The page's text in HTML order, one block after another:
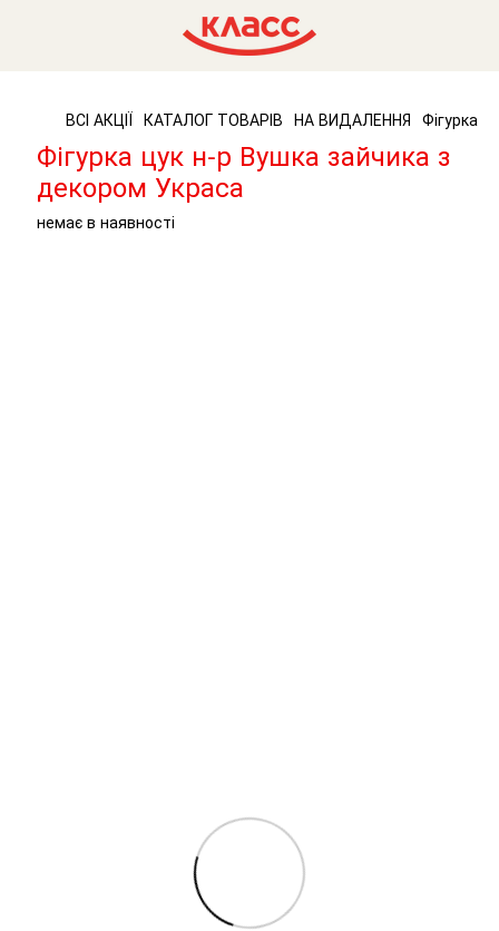
ВСІ АКЦІЇ КАТАЛОГ ТОВАРІВ НА ВИДАЛЕННЯ Фігурка
Фігурка цук н-р Вушка зайчика з
декором Украса
немає в наявності